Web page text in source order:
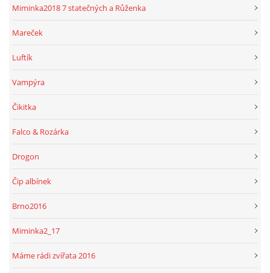
Miminka2018 7 statečných a Růženka
Mareček
Luftík
Vampýra
Čikitka
Falco & Rozárka
Drogon
Čip albínek
Brno2016
Miminka2_17
Máme rádi zvířata 2016